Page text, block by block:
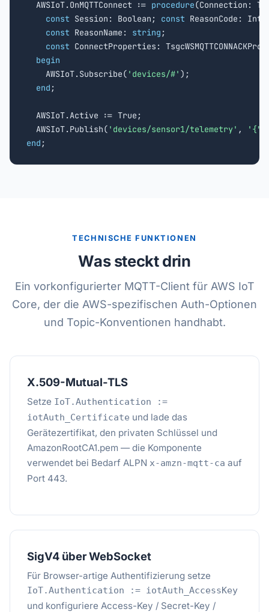
  AWSIoT.OnMQTTConnect :=
procedure(Connection:
const Session: Boolean; const ReasonCode:
const ReasonName: string ;
const ConnectProperties:
begin
    AWSIoT.Subscribe(
'devices/#' );
end ;
  AWSIoT.Active := True;
  AWSIoT.Publish(
'devices/sensor1/telemetry' ,
end ;
TECHNISCHE FUNKTIONEN
Was steckt drin
Ein vorkonfigurierter MQTT-Client für AWS IoT
Core, der die AWS-spezifischen Auth-Optionen
und Topic-Konventionen handhabt.
X.509-Mutual-TLS
Setze IoT.Authentication :=
iotAuth_Certificate und lade das
Gerätezertifikat, den privaten Schlüssel und
AmazonRootCA1.pem — die Komponente
verwendet bei Bedarf ALPN x-amzn-mqtt-ca auf
Port 443.
SigV4 über WebSocket
Für Browser-artige Authentifizierung setze
IoT.Authentication := iotAuth_AccessKey
und konfiguriere Access-Key / Secret-Key /